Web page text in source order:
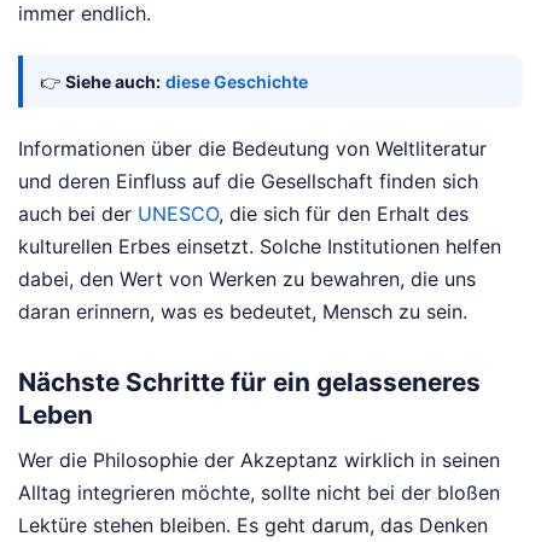
immer endlich.
👉 Siehe auch: diese Geschichte
Informationen über die Bedeutung von Weltliteratur
und deren Einfluss auf die Gesellschaft finden sich
auch bei der UNESCO, die sich für den Erhalt des
kulturellen Erbes einsetzt. Solche Institutionen helfen
dabei, den Wert von Werken zu bewahren, die uns
daran erinnern, was es bedeutet, Mensch zu sein.
Nächste Schritte für ein gelasseneres
Leben
Wer die Philosophie der Akzeptanz wirklich in seinen
Alltag integrieren möchte, sollte nicht bei der bloßen
Lektüre stehen bleiben. Es geht darum, das Denken